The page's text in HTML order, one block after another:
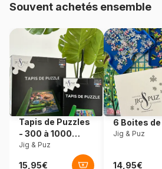
Provenance
EAN
Nombre de pièces 48
Dimensions 48 x 34
Matière primaire
Souvent achetés ensemble
Tapis de Puzzles
- 300 à 1000
pièces
Jig & Puz
6 Boites de
Jig & Puz